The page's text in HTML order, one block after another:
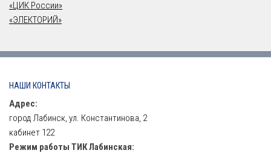
«ЦИК России»
«ЭЛЕКТОРИЙ»
НАШИ КОНТАКТЫ
Адрес:
город Лабинск, ул. Константинова, 2
кабинет 122
Режим работы ТИК Лабинская: